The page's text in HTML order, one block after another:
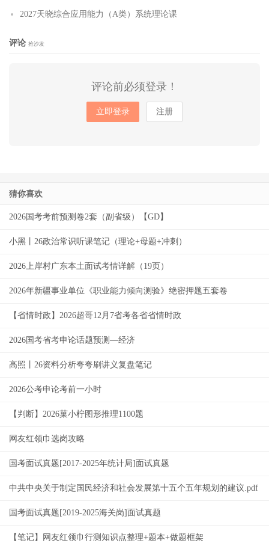
2027天晓综合应用能力（A类）系统理论课
评论 抢沙发
评论前必须登录！
立即登录 注册
猜你喜欢
2026国考考前预测卷2套（副省级）【GD】
小黑丨26政治常识听课笔记（理论+母题+冲刺）
2026上岸村广东本土面试考情详解（19页）
2026年新疆事业单位《职业能力倾向测验》绝密押题五套卷
【省情时政】2026超哥12月7省考各省省情时政
2026国考省考申论话题预测—经济
高照丨26资料分析夸夸刷讲义复盘笔记
2026公考申论考前一小时
【判断】2026菓小柠图形推理1100题
网友红领巾选岗攻略
国考面试真题[2017-2025年统计局]面试真题
中共中央关于制定国民经济和社会发展第十五个五年规划的建议.pdf
国考面试真题[2019-2025海关岗]面试真题
【笔记】网友红领巾行测知识点整理+题本+做题框架